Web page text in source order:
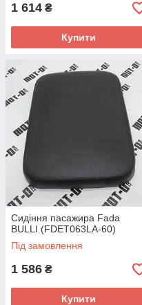
1 614 ₴
Купити
Сидіння пасажира Fada
BULLI (FDET063LA-60)
Під замовлення
1 586 ₴
Купити